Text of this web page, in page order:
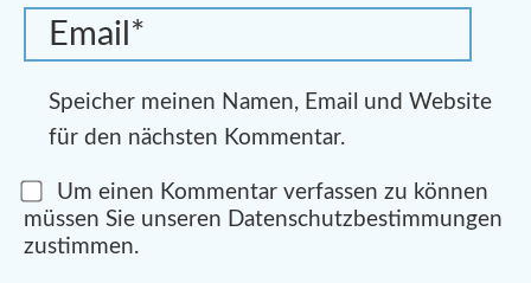
Speicher meinen Namen, Email und Website
für den nächsten Kommentar.
Um einen Kommentar verfassen zu können
müssen Sie unseren Datenschutzbestimmungen
zustimmen.